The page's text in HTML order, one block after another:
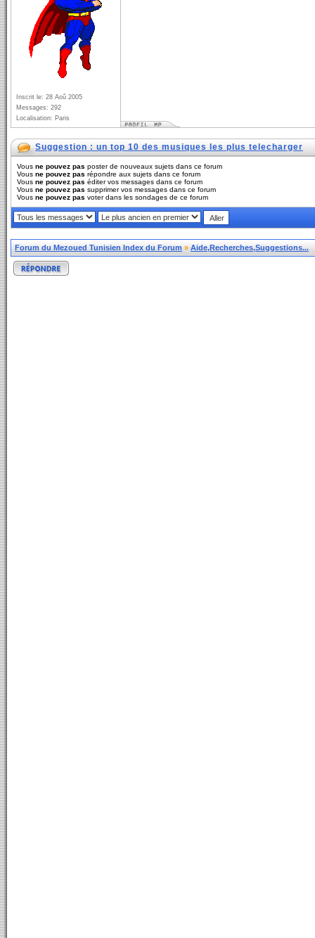
Inscrit le: 28 Aoû 2005
Messages: 292
Localisation: Paris
Suggestion : un top 10 des musiques les plus telecharger
Vous ne pouvez pas poster de nouveaux sujets dans ce forum
Vous ne pouvez pas répondre aux sujets dans ce forum
Vous ne pouvez pas éditer vos messages dans ce forum
Vous ne pouvez pas supprimer vos messages dans ce forum
Vous ne pouvez pas voter dans les sondages de ce forum
Forum du Mezoued Tunisien Index du Forum » Aide,Recherches,Suggestions...